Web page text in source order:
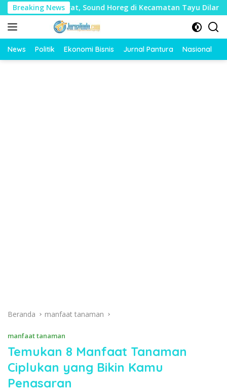
Langsung
ke
konten
Breaking News
Sound Horeg di Kecamatan Tayu Dilarang
News Politik Ekonomi Bisnis Jurnal Pantura Nasional
Beranda manfaat tanaman
manfaat tanaman
Temukan 8 Manfaat Tanaman
Ciplukan yang Bikin Kamu
Penasaran